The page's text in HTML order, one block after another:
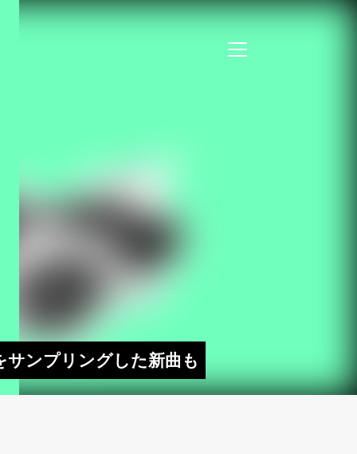
ンプリングした新曲も